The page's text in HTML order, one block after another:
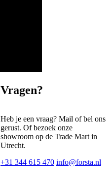
Vragen?
Heb je een vraag? Mail of bel ons
gerust. Of bezoek onze
showroom op de Trade Mart in
Utrecht.
+31 344 615 470 info@forsta.nl